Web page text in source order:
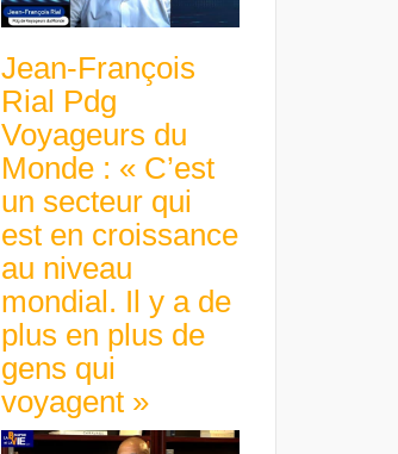
Jean-François
Rial Pdg
Voyageurs du
Monde : « C’est
un secteur qui
est en croissance
au niveau
mondial. Il y a de
plus en plus de
gens qui
voyagent »